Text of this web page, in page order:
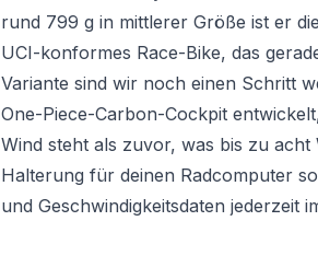
rund 799 g in mittlerer Größe ist er
UCI-konformes Race-Bike, das
Variante sind wir noch einen Schritt
One-Piece-Carbon-Cockpit
Wind steht als zuvor, was bis zu
Halterung für deinen Radcomputer
und Geschwindigkeitsdaten jederzeit